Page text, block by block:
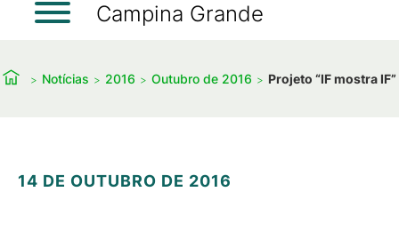
Campina Grande
Notícias 2016 Outubro de 2016 Projeto “IF mostra
14 DE OUTUBRO DE 2016